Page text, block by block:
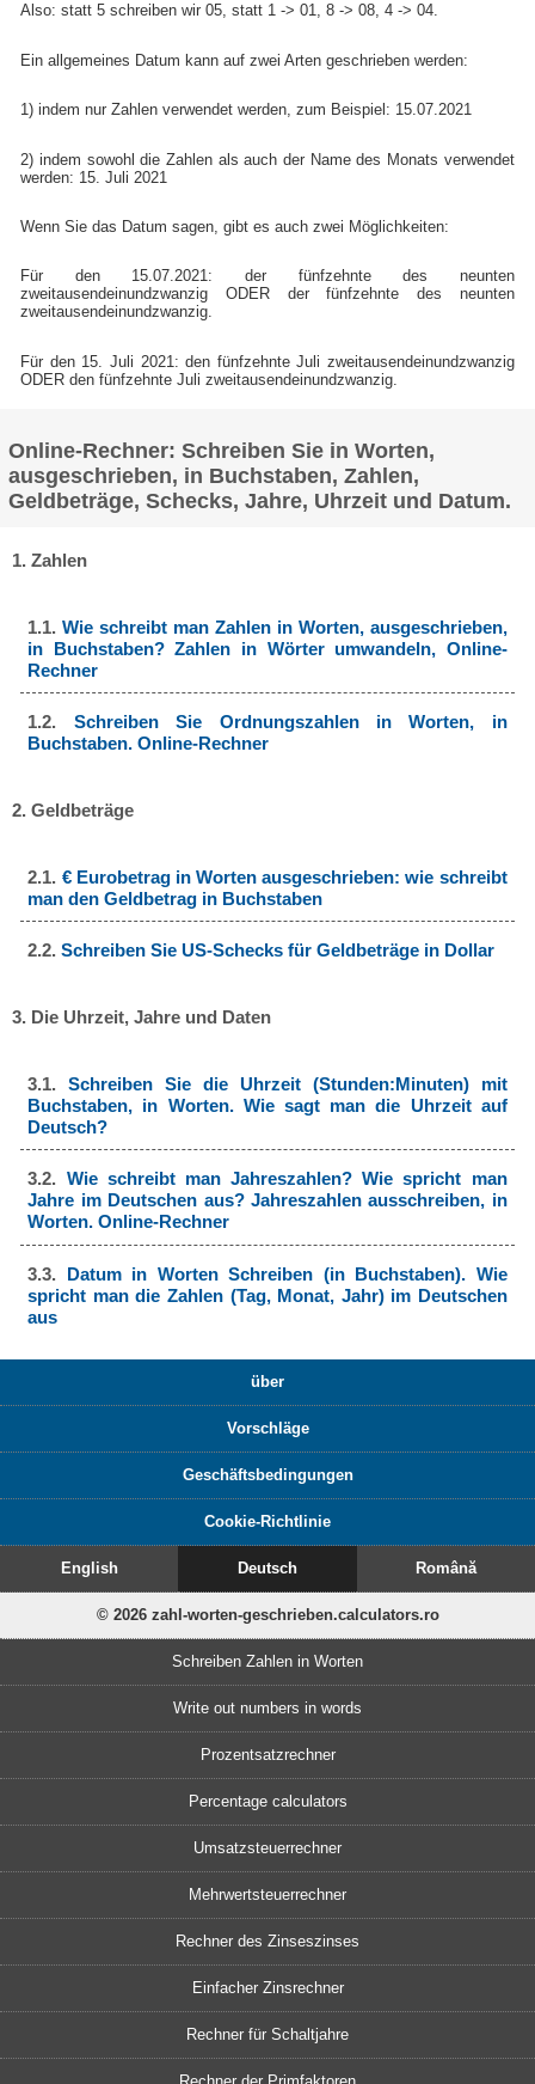
Also: statt 5 schreiben wir 05, statt 1 -> 01, 8 -> 08, 4 -> 04.
Ein allgemeines Datum kann auf zwei Arten geschrieben werden:
1) indem nur Zahlen verwendet werden, zum Beispiel: 15.07.2021
2) indem sowohl die Zahlen als auch der Name des Monats verwendet
werden: 15. Juli 2021
Wenn Sie das Datum sagen, gibt es auch zwei Möglichkeiten:
Für den 15.07.2021: der fünfzehnte des neunten
zweitausendeinundzwanzig ODER der fünfzehnte des neunten
zweitausendeinundzwanzig.
Für den 15. Juli 2021: den fünfzehnte Juli zweitausendeinundzwanzig
ODER den fünfzehnte Juli zweitausendeinundzwanzig.
Online-Rechner: Schreiben Sie in Worten,
ausgeschrieben, in Buchstaben, Zahlen,
Geldbeträge, Schecks, Jahre, Uhrzeit und Datum.
1. Zahlen
1.1.Wie schreibt man Zahlen in Worten, ausgeschrieben,
in Buchstaben? Zahlen in Wörter umwandeln, Online-
Rechner
1.2. Schreiben Sie Ordnungszahlen in Worten, in
Buchstaben. Online-Rechner
2. Geldbeträge
2.1. € Eurobetrag in Worten ausgeschrieben: wie schreibt
man den Geldbetrag in Buchstaben
2.2.Schreiben Sie US-Schecks für Geldbeträge in Dollar
3. Die Uhrzeit, Jahre und Daten
3.1.Schreiben Sie die Uhrzeit (Stunden:Minuten) mit
Buchstaben, in Worten. Wie sagt man die Uhrzeit auf
Deutsch?
3.2. Wie schreibt man Jahreszahlen? Wie spricht man
Jahre im Deutschen aus? Jahreszahlen ausschreiben, in
Worten. Online-Rechner
3.3. Datum in Worten Schreiben (in Buchstaben). Wie
spricht man die Zahlen (Tag, Monat, Jahr) im Deutschen
aus
über
Vorschläge
Geschäftsbedingungen
Cookie-Richtlinie
English Deutsch Română
© 2026 zahl-worten-geschrieben.calculators.ro
Schreiben Zahlen in Worten
Write out numbers in words
Prozentsatzrechner
Percentage calculators
Umsatzsteuerrechner
Mehrwertsteuerrechner
Rechner des Zinseszinses
Einfacher Zinsrechner
Rechner für Schaltjahre